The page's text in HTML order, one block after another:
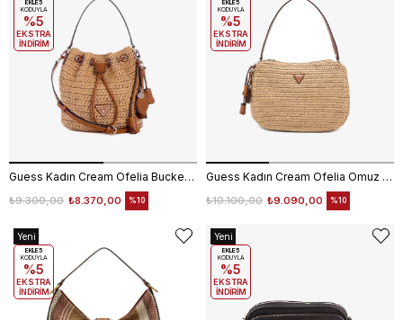
Guess Kadın Cream Ofelia Bucket Bag HWWG9923030
₺8.370,00
₺9.300,00 %10
Ürün
EKLE5
KODUYLA
%5
EKSTRA
İNDİRİM
Guess Kadın Cream Ofelia Omuz Çantası HWWG9923010
₺9.090,00
₺10.100,00 %10
Ürün
EKLE5
KODUYLA
%5
EKSTRA
İNDİRİM
Yeni
Ürün
EKLE5
KODUYLA
%5
EKSTRA
İNDİRİM
Yeni
Ürün
EKLE5
KODUYLA
%5
EKSTRA
İNDİRİM